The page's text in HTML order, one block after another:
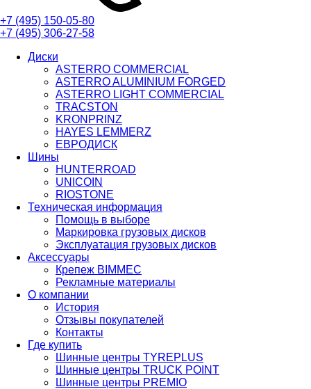
+7 (495) 150-05-80
+7 (495) 306-27-58
Диски
ASTERRO COMMERCIAL
ASTERRO ALUMINIUM FORGED
ASTERRO LIGHT COMMERCIAL
TRACSTON
KRONPRINZ
HAYES LEMMERZ
ЕВРОДИСК
Шины
HUNTERROAD​​​​​​​
UNICOIN
RIOSTONE
Техническая информация
Помощь в выборе
Маркировка грузовых дисков
Эксплуатация грузовых дисков
Аксессуары
Крепеж BIMMEC
Рекламные материалы
О компании
История
Отзывы покупателей
Контакты
Где купить
Шинные центры TYREPLUS
Шинные центры TRUCK POINT
Шинные центры PREMIO